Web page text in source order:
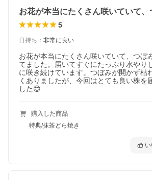
5
日持ち ： 非常に良い
お花が本当にたくさん咲いていて、つぼ
てました。届いてすぐにたっぷり水やり
に咲き続けています。つぼみが開かず枯
くありましたが、今回はとても良い株を
した😊
購入した商品
特典/抹茶どら焼き